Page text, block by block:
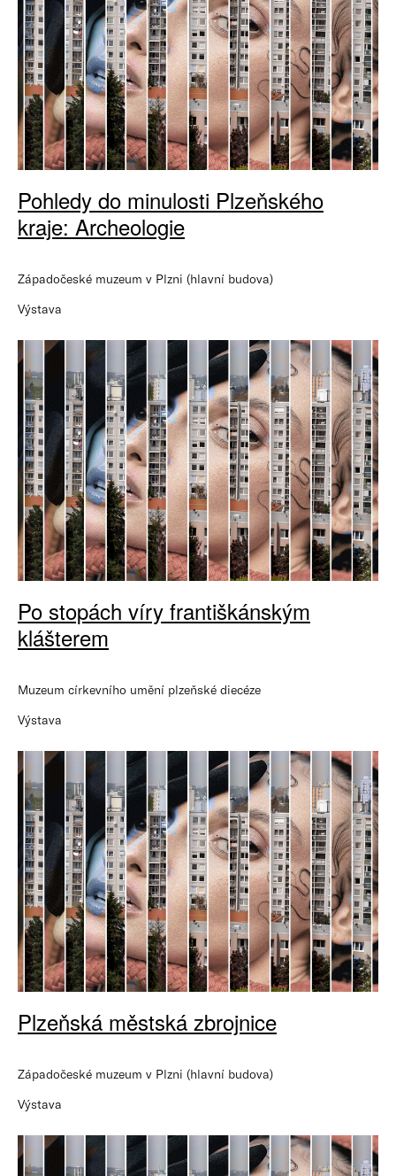
Pohledy do minulosti Plzeňského
kraje: Archeologie
Západočeské muzeum v Plzni (hlavní budova)
Výstava
Po stopách víry františkánským
klášterem
Muzeum církevního umění plzeňské diecéze
Výstava
Plzeňská městská zbrojnice
Západočeské muzeum v Plzni (hlavní budova)
Výstava